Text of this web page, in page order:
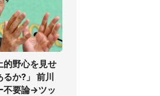
的野心を見せ
か?」 前川
不要論→ツッ